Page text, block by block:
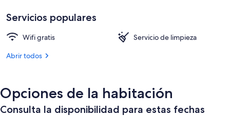
Piscina
Servicios populares
Wifi gratis
Servicio de limpieza
Abrir todos
Opciones de la habitación
Consulta la disponibilidad para estas fechas